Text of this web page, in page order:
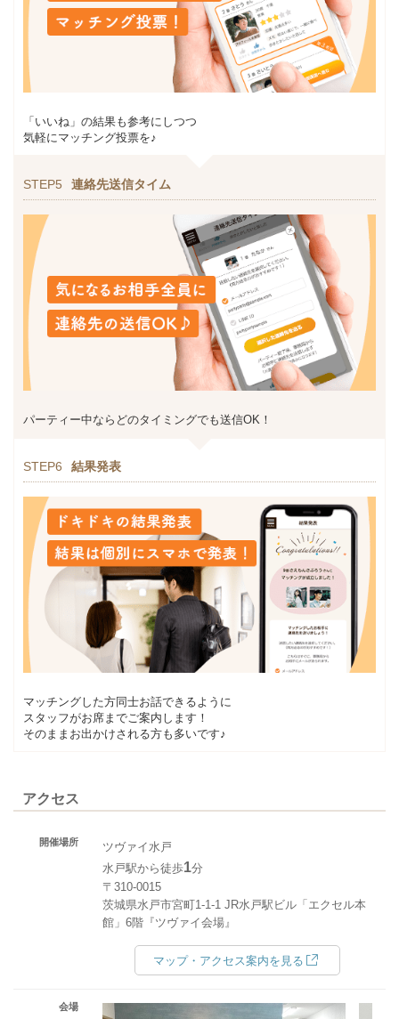
「いいね」の結果も参考にしつつ
気軽にマッチング投票を♪
STEP5 連絡先送信タイム
パーティー中ならどのタイミングでも送信OK！
STEP6 結果発表
マッチングした方同士お話できるように
スタッフがお席までご案内します！
そのままお出かけされる方も多いです♪
アクセス
開催場所
ツヴァイ水戸
水戸駅から徒歩1分
〒310-0015
茨城県水戸市宮町1-1-1 JR水戸駅ビル「エクセル本
館」6階『ツヴァイ会場』
マップ・アクセス案内を見る
会場